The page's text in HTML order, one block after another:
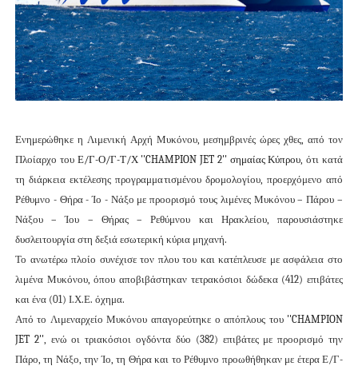
Ενημερώθηκε η Λιμενική Αρχή Μυκόνου, μεσημβρινές ώρες χθες, από τον
Πλοίαρχο του Ε/Γ-Ο/Γ-Τ/Χ ''CHAMPION JET 2'' σημαίας Κύπρου , ότι κατά
τη διάρκεια εκτέλεσης προγραμματισμένου δρομολογίου, προερχόμενο από
Ρέθυμνο - Θήρα - Ίο - Νάξο με προορισμό τους λιμένες Μυκόνου – Πάρου –
Νάξου – Ίου – Θήρας – Ρεθύμνου και Ηρακλείου, παρουσιάστηκε
δυσλειτουργία στη δεξιά εσωτερική κύρια μηχανή.
Το ανωτέρω πλοίο συνέχισε τον πλου του και κατέπλευσε με ασφάλεια στο
λιμένα Μυκόνου, όπου αποβιβάστηκαν τετρακόσιοι δώδεκα (412) επιβάτες
και ένα (01) Ι.Χ.Ε. όχημα.
Από το Λιμεναρχείο Μυκόνου απαγορεύτηκε ο απόπλους του ''CHAMPION
JET 2''
ενώ οι τριακόσιοι ογδόντα δύο (382) επιβάτες με προορισμό την
Πάρο, τη Νάξο, την Ίο, τη Θήρα και το Ρέθυμνο προωθήθηκαν με έτερα Ε/Γ-